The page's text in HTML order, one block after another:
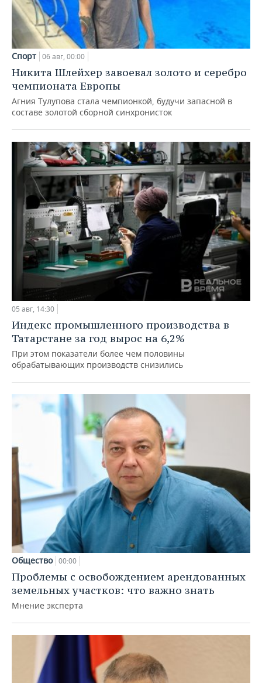
Спорт 06 авг, 00:00
Никита Шлейхер завоевал золото и серебро
чемпионата Европы
Агния Тулупова стала чемпионкой, будучи запасной в
составе золотой сборной синхронисток
05 авг, 14:30
Индекс промышленного производства в
Татарстане за год вырос на 6,2%
При этом показатели более чем половины
обрабатывающих производств снизились
Общество 00:00
Проблемы с освобождением арендованных
земельных участков: что важно знать
Мнение эксперта